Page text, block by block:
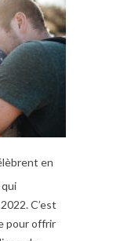
en
C’est
pour offrir